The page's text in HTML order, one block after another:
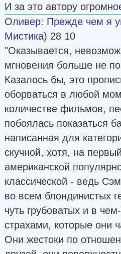
И за это автору
Оливер: Прежде чем я
Мистика) 28 10
"Оказывается,
мгновения больше не
Казалось бы, это
оборваться в любой
количестве фильмов,
побоялась показаться
написанная для
скучной, хотя, на
американской
классической - ведь
во всем блондинистых
чуть грубоватых и в
страхами, которые они
Они жестоки по